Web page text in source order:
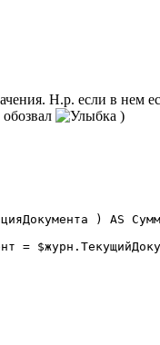
Н.р. если в нем
)
=